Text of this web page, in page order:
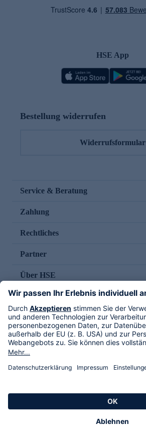
HSE App
Bestellung widerrufen
Widerrufsformular
Service & Beratung
Zahlung
Rechtliches
Partner
Über HSE
Im TV
HSE International